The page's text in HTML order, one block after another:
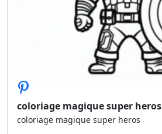
coloriage magique super heros
coloriage magique super heros